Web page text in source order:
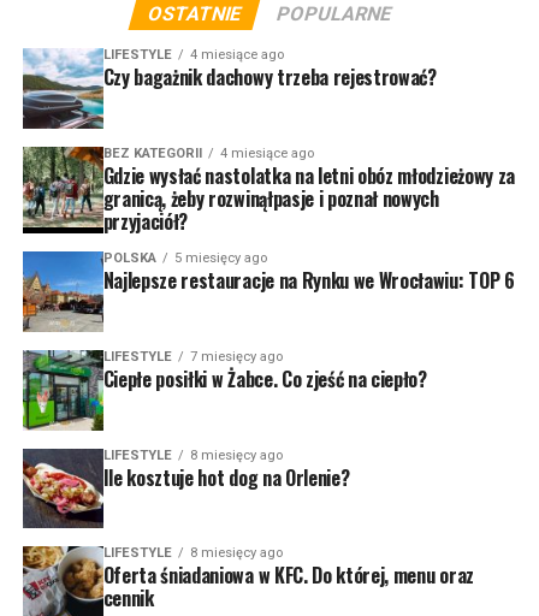
OSTATNIE POPULARNE
LIFESTYLE 4 miesiące ago
Czy bagażnik dachowy trzeba rejestrować?
BEZ KATEGORII 4 miesiące ago
Gdzie wysłać nastolatka na letni obóz młodzieżowy za
granicą, żeby rozwinąłpasje i poznał nowych
przyjaciół?
POLSKA 5 miesięcy ago
Najlepsze restauracje na Rynku we Wrocławiu: TOP 6
LIFESTYLE 7 miesięcy ago
Ciepłe posiłki w Żabce. Co zjeść na ciepło?
LIFESTYLE 8 miesięcy ago
Ile kosztuje hot dog na Orlenie?
LIFESTYLE 8 miesięcy ago
Oferta śniadaniowa w KFC. Do której, menu oraz
cennik